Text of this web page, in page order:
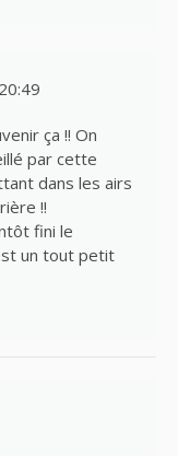
ça !! On
par cette
dans les airs
!!
fini le
un tout petit